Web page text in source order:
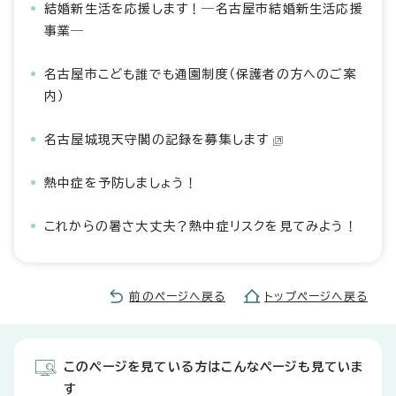
結婚新生活を応援します！―名古屋市結婚新生活応援
事業―
名古屋市こども誰でも通園制度（保護者の方へのご案
内）
名古屋城現天守閣の記録を募集します
熱中症を予防しましょう！
これからの暑さ大丈夫？熱中症リスクを見てみよう！
前のページへ戻る トップページへ戻る
このページを見ている方はこんなページも見ていま
す